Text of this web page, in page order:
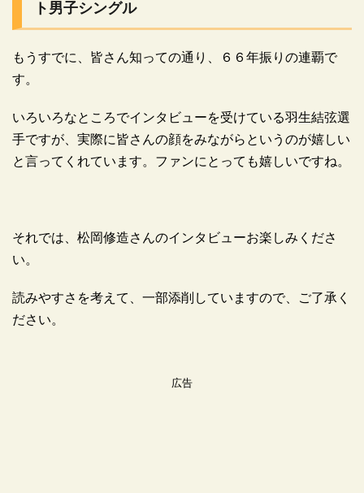
ト男子シングル
もうすでに、皆さん知っての通り、６６年振りの連覇で
す。
いろいろなところでインタビューを受けている羽生結弦選
手ですが、実際に皆さんの顔をみながらというのが嬉しい
と言ってくれています。ファンにとっても嬉しいですね。
それでは、松岡修造さんのインタビューお楽しみくださ
い。
読みやすさを考えて、一部添削していますので、ご了承く
ださい。
広告